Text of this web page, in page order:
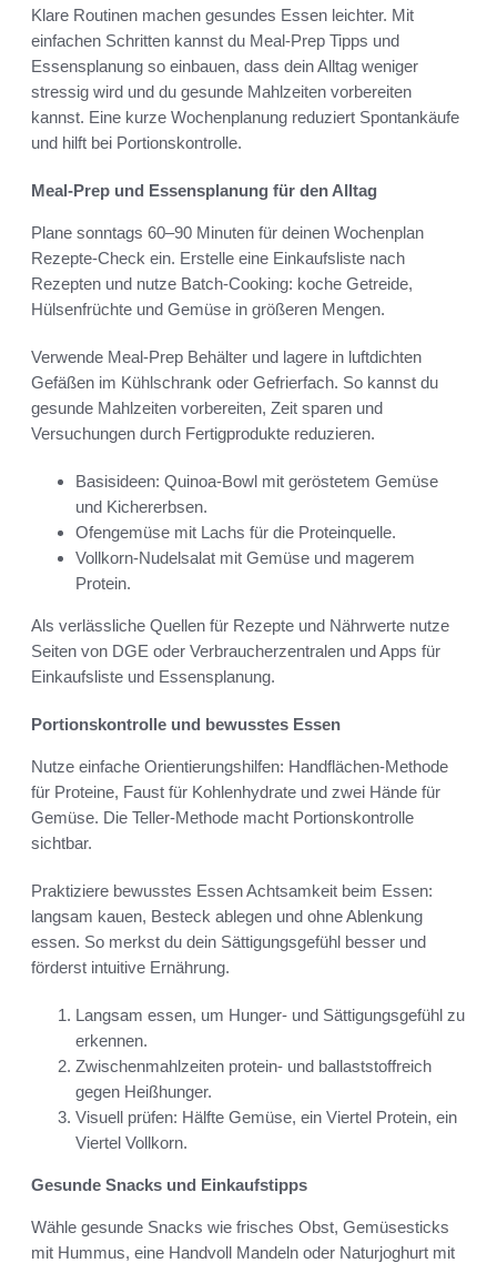
Klare Routinen machen gesundes Essen leichter. Mit
einfachen Schritten kannst du Meal-Prep Tipps und
Essensplanung so einbauen, dass dein Alltag weniger
stressig wird und du gesunde Mahlzeiten vorbereiten
kannst. Eine kurze Wochenplanung reduziert Spontankäufe
und hilft bei Portionskontrolle.
Meal-Prep und Essensplanung für den Alltag
Plane sonntags 60–90 Minuten für deinen Wochenplan
Rezepte-Check ein. Erstelle eine Einkaufsliste nach
Rezepten und nutze Batch-Cooking: koche Getreide,
Hülsenfrüchte und Gemüse in größeren Mengen.
Verwende Meal-Prep Behälter und lagere in luftdichten
Gefäßen im Kühlschrank oder Gefrierfach. So kannst du
gesunde Mahlzeiten vorbereiten, Zeit sparen und
Versuchungen durch Fertigprodukte reduzieren.
Basisideen: Quinoa-Bowl mit geröstetem Gemüse
und Kichererbsen.
Ofengemüse mit Lachs für die Proteinquelle.
Vollkorn-Nudelsalat mit Gemüse und magerem
Protein.
Als verlässliche Quellen für Rezepte und Nährwerte nutze
Seiten von DGE oder Verbraucherzentralen und Apps für
Einkaufsliste und Essensplanung.
Portionskontrolle und bewusstes Essen
Nutze einfache Orientierungshilfen: Handflächen-Methode
für Proteine, Faust für Kohlenhydrate und zwei Hände für
Gemüse. Die Teller-Methode macht Portionskontrolle
sichtbar.
Praktiziere bewusstes Essen Achtsamkeit beim Essen:
langsam kauen, Besteck ablegen und ohne Ablenkung
essen. So merkst du dein Sättigungsgefühl besser und
förderst intuitive Ernährung.
Langsam essen, um Hunger- und Sättigungsgefühl zu
erkennen.
Zwischenmahlzeiten protein- und ballaststoffreich
gegen Heißhunger.
Visuell prüfen: Hälfte Gemüse, ein Viertel Protein, ein
Viertel Vollkorn.
Gesunde Snacks und Einkaufstipps
Wähle gesunde Snacks wie frisches Obst, Gemüsesticks
mit Hummus, eine Handvoll Mandeln oder Naturjoghurt mit